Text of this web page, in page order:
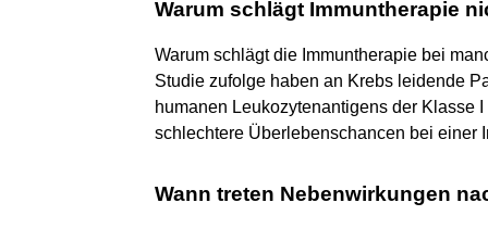
Warum schlägt Immuntherapie
Warum schlägt die Immuntherapie bei
Studie zufolge haben an Krebs leidende
humanen Leukozytenantigens der Klasse
schlechtere Überlebenschancen bei einer
Wann treten Nebenwirkungen